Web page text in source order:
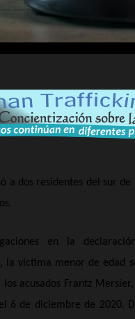
a dos residentes del sur
en la
la víctima menor de edad
acusados Frantz
6 de diciembre de 2020.